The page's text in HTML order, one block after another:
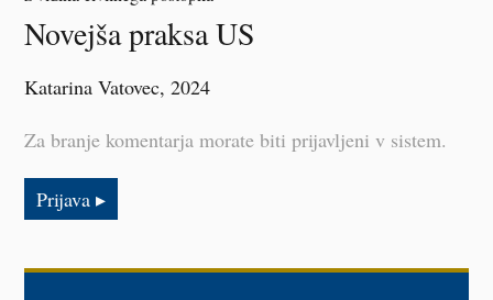
Novejša praksa US
Katarina Vatovec, 2024
Za branje komentarja morate biti prijavljeni v sistem.
Prijava